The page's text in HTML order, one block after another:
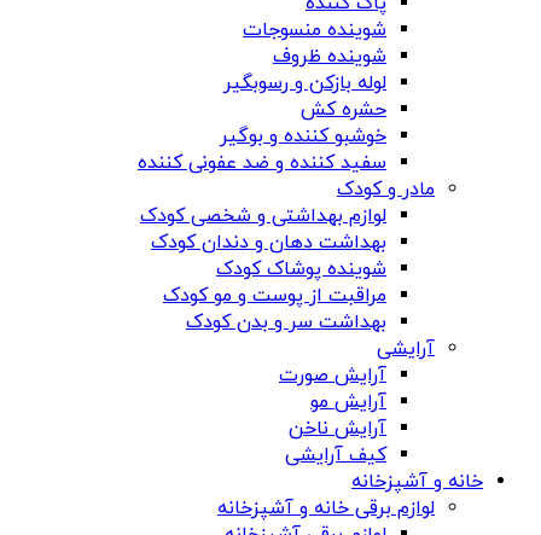
شوینده منسوجات
شوینده ظروف
لوله بازکن و رسوبگیر
حشره کش
خوشبو کننده و بوگیر
سفید کننده و ضد عفونی کننده
مادر و کودک
لوازم بهداشتی و شخصی کودک
بهداشت دهان و دندان کودک
شوینده پوشاک کودک
مراقبت از پوست و مو کودک
بهداشت سر و بدن کودک
آرایشی
آرایش صورت
آرایش مو
آرایش ناخن
کیف آرایشی
خانه و آشپزخانه
لوازم برقی خانه و آشپزخانه